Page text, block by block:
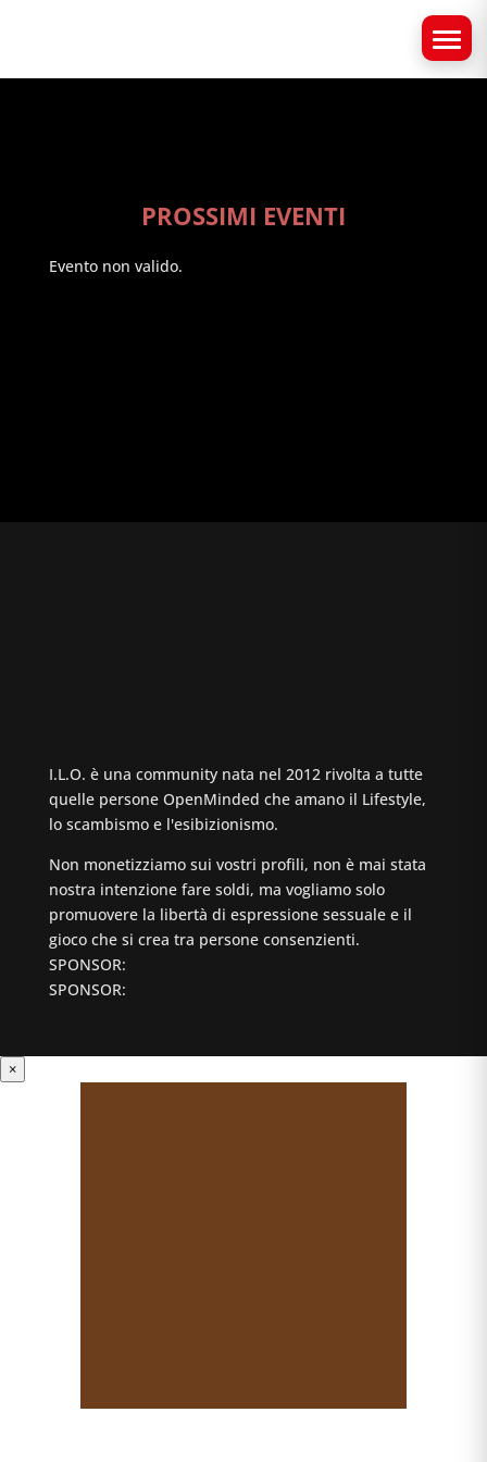
PROSSIMI EVENTI
Evento non valido.
I.L.O. è una community nata nel 2012 rivolta a tutte
quelle persone OpenMinded che amano il Lifestyle,
lo scambismo e l'esibizionismo.
Non monetizziamo sui vostri profili, non è mai stata
nostra intenzione fare soldi, ma vogliamo solo
promuovere la libertà di espressione sessuale e il
gioco che si crea tra persone consenzienti.
SPONSOR:
SPONSOR:
×